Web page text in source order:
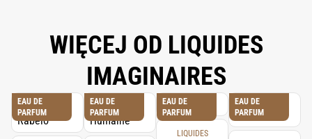
WIĘCEJ OD LIQUIDES
IMAGINAIRES
EAU DE
PARFUM
EAU DE
PARFUM
EAU DE
PARFUM
LIQUIDES
EAU DE
PARFUM